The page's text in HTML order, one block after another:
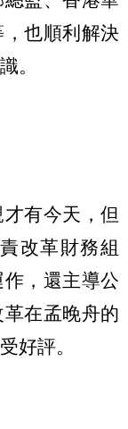
也順利解決
。
有今天，但
改革財務組
，還主導公
在孟晚舟的
好評。